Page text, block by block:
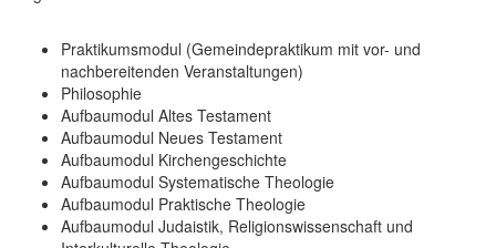
Praktikumsmodul (Gemeindepraktikum mit vor- und
nachbereitenden Veranstaltungen)
Philosophie
Aufbaumodul Altes Testament
Aufbaumodul Neues Testament
Aufbaumodul Kirchengeschichte
Aufbaumodul Systematische Theologie
Aufbaumodul Praktische Theologie
Aufbaumodul Judaistik, Religionswissenschaft und